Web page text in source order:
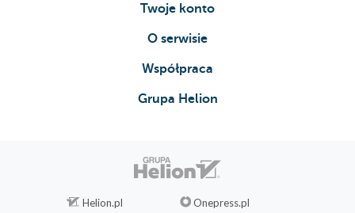
Twoje konto
O serwisie
Współpraca
Grupa Helion
Helion.pl
Onepress.pl